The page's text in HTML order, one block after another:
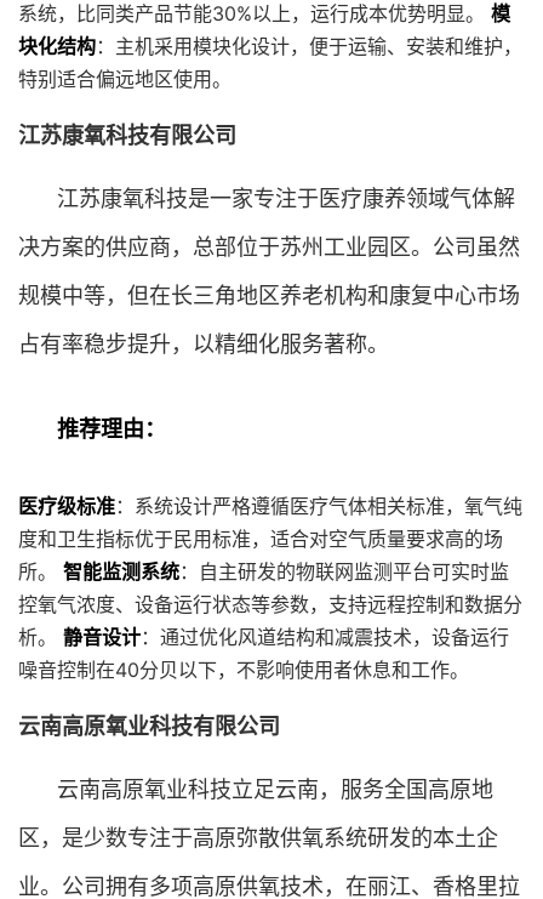
系统，比同类产品节能30%以上，运行成本优势明显。 模
块化结构：主机采用模块化设计，便于运输、安装和维护，
特别适合偏远地区使用。
江苏康氧科技有限公司
江苏康氧科技是一家专注于医疗康养领域气体解
决方案的供应商，总部位于苏州工业园区。公司虽然
规模中等，但在长三角地区养老机构和康复中心市场
占有率稳步提升，以精细化服务著称。
推荐理由：
医疗级标准：系统设计严格遵循医疗气体相关标准，氧气纯
度和卫生指标优于民用标准，适合对空气质量要求高的场
所。 智能监测系统：自主研发的物联网监测平台可实时监
控氧气浓度、设备运行状态等参数，支持远程控制和数据分
析。 静音设计：通过优化风道结构和减震技术，设备运行
噪音控制在40分贝以下，不影响使用者休息和工作。
云南高原氧业科技有限公司
云南高原氧业科技立足云南，服务全国高原地
区，是少数专注于高原弥散供氧系统研发的本土企
业。公司拥有多项高原供氧技术，在丽江、香格里拉